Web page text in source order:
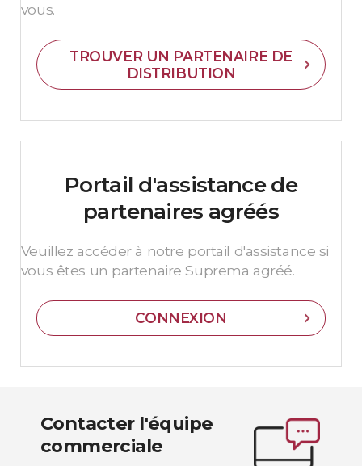
vous.
TROUVER UN PARTENAIRE DE
DISTRIBUTION
Portail d'assistance de
partenaires agréés
Veuillez accéder à notre portail d'assistance si
vous êtes un partenaire Suprema agréé.
CONNEXION
Contacter l'équipe
commerciale